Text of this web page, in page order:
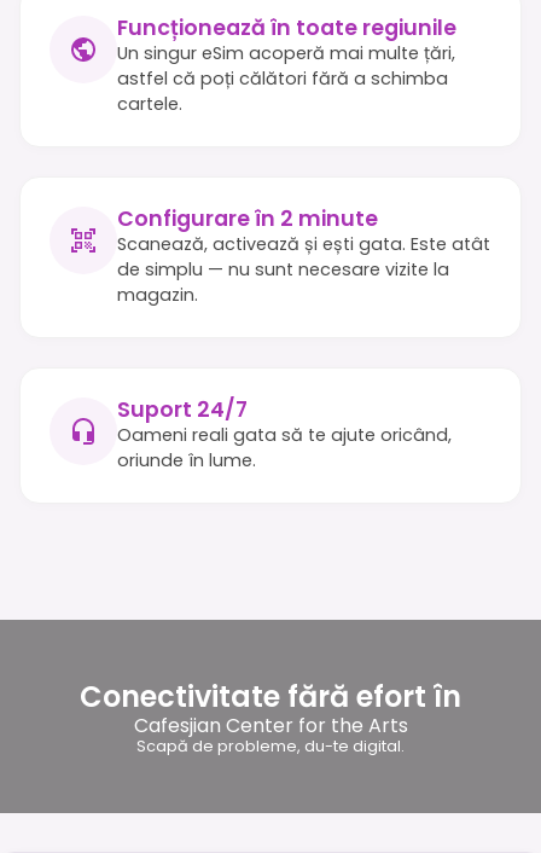
Funcționează în toate regiunile
Un singur eSim acoperă mai multe țări,
astfel că poți călători fără a schimba
cartele.
Configurare în 2 minute
Scanează, activează și ești gata. Este atât
de simplu — nu sunt necesare vizite la
magazin.
Suport 24/7
Oameni reali gata să te ajute oricând,
oriunde în lume.
Conectivitate fără efort în
Cafesjian Center for the Arts
Scapă de probleme, du-te digital.